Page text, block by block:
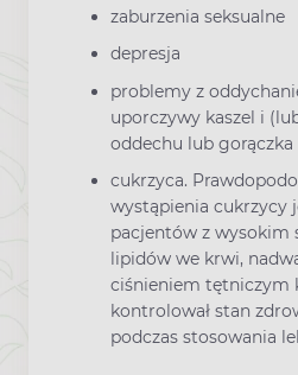
zaburzenia seksualne
depresja
problemy z
uporczywy kaszel i
oddechu lub gorączka
cukrzyca.
wystąpienia cukrzycy
pacjentów z wysokim
lipidów we krwi,
ciśnieniem tętniczym
kontrolował stan
podczas stosowania